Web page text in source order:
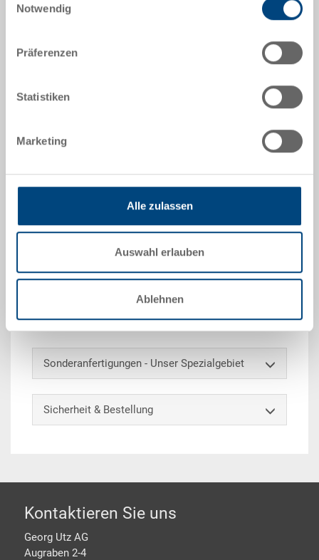
Notwendig
Präferenzen
Statistiken
Marketing
Alle zulassen
Auswahl erlauben
Ablehnen
600 x 400 x 320 mm
Angebot anfordern
Technische Daten
Systembehälter EUROTEC, PP, lichtblau RAL 5012,
62.9 l, Seitenwände geschlossen, Doppelboden
geschlossen, 2 Grifflöcher und 2 Muschelgriffe,
integrierte Etikettenhalter auf allen Seiten,
Greiferecken 50 mm
Sonderanfertigungen - Unser Spezialgebiet
Sicherheit & Bestellung
Footer
Kontaktieren Sie uns
Georg Utz AG
Augraben 2-4